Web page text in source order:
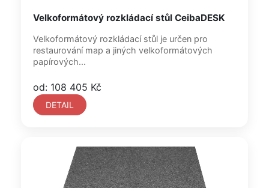
Velkoformátový rozkládací stůl CeibaDESK
Velkoformátový rozkládací stůl je určen pro
restaurování map a jiných velkoformátových
papírových...
od: 108 405 Kč
DETAIL